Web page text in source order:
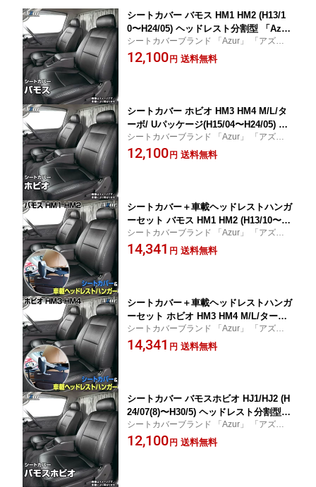
シートカバー バモス HM1 HM2 (H13/1
0〜H24/05) ヘッドレスト分割型 「Azu
r」ホンダ 「送料無料」
シートカバーブランド 「Azur」 「アズー
ル」
12,100円 送料無料
シートカバー ホビオ HM3 HM4 M/L/タ
ーボ/ Uパッケージ(H15/04〜H24/05) ヘ
ッドレスト分割型 「Azur」ホンダ 「送
料無料」
シートカバーブランド 「Azur」 「アズー
ル」
12,100円 送料無料
シートカバー＋車載ヘッドレストハンガ
ーセット バモス HM1 HM2 (H13/10〜H2
4/05） ヘッドレスト分割型 「Azur」ホ
ンダ 「送料無料」
シートカバーブランド 「Azur」 「アズー
ル」
14,341 円 送料無料
シートカバー＋車載ヘッドレストハンガ
ーセット ホビオ HM3 HM4 M/L/ターボ/
Uパッケージ(H15/04〜H24/05） ヘッド
レスト分割型 「Azur」ホンダ 「送料無
シートカバーブランド 「Azur」 「アズー
ル」
14,341 円 送料無料
シートカバー バモスホビオ HJ1/HJ2 (H
24/07(8)〜H30/5) ヘッドレスト分割型
「Azur」 ホンダ 「送料無料」
シートカバーブランド 「Azur」 「アズー
ル」
12,100円 送料無料